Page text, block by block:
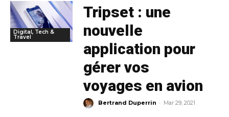
Digital, Tech &
Travel
Tripset : une
nouvelle
application pour
gérer vos
voyages en avion
Bertrand Duperrin - Mar 29, 2021